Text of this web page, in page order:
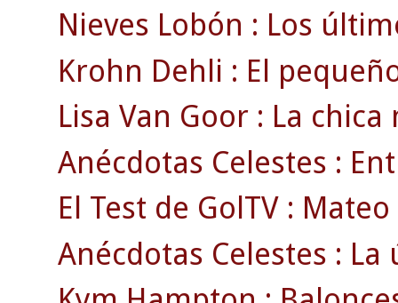
Nieves Lobón : Los
Krohn Dehli : El
Lisa Van Goor : La
Anécdotas Celestes :
El Test de GolTV :
Anécdotas Celestes :